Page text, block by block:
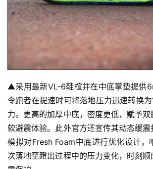
▲采用最新VL-6鞋楦并在中底掌垫提供
令跑者在提速时可将落地压力迅速转换
力。更高的加厚中底，密度更低，赋予
软避震体验。此外官方还宣传其动态缓
模拟对Fresh Foam中底进行优化设计，
次落地至蹬出过程中的压力变化，时刻